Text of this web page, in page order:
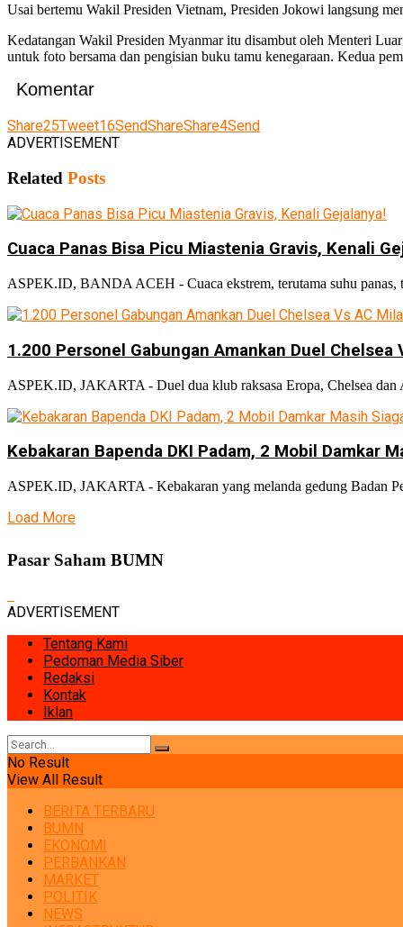
Usai bertemu Wakil Presiden Vietnam, Presiden Jokowi langsung
Kedatangan Wakil Presiden Myanmar itu disambut oleh Menteri
untuk foto bersama dan pengisian buku tamu kenegaraan. Kedua
Komentar
Share25Tweet16SendShareShare4Send
ADVERTISEMENT
Related Posts
Cuaca Panas Bisa Picu Miastenia Gravis, Kenali
ASPEK.ID, BANDA ACEH - Cuaca ekstrem, terutama suhu panas,
1.200 Personel Gabungan Amankan Duel Chelsea
ASPEK.ID, JAKARTA - Duel dua klub raksasa Eropa, Chelsea
Kebakaran Bapenda DKI Padam, 2 Mobil Damkar
ASPEK.ID, JAKARTA - Kebakaran yang melanda gedung Badan
Load More
Pasar Saham BUMN
ADVERTISEMENT
Tentang Kami
Pedoman Media Siber
Redaksi
Kontak
Iklan
No Result
View All Result
BERITA TERBARU
BUMN
EKONOMI
PERBANKAN
MARKET
POLITIK
NEWS